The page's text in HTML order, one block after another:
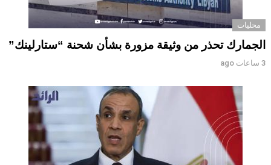
محليات
الجمارك تحذر من وثيقة مزورة بشأن شحنة “ستارلينك”
3 ساعات ago